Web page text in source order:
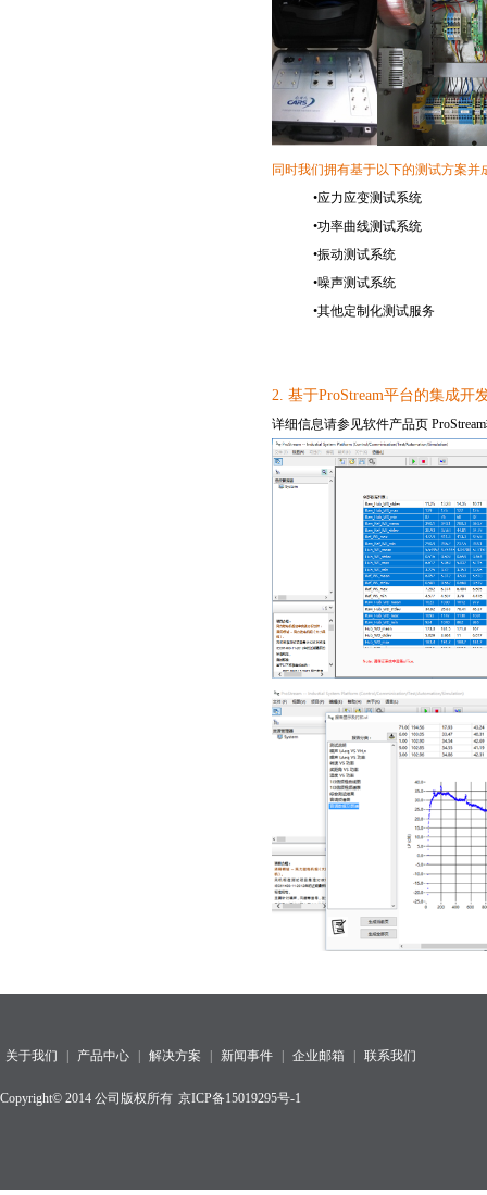
同时我们拥有基于以下的测试方案
•应力应变测试系统
•功率曲线测试系统
•振动测试系统
•噪声测试系统
•其他定制化测试服务
2. 基于ProStream平台的集成开
详细信息请参见软件产品页
关于我们 产品中心 解决方案 新闻事件 企业邮箱 联系我们
Copyright© 2014 公司版权所有 京ICP备15019295号-1